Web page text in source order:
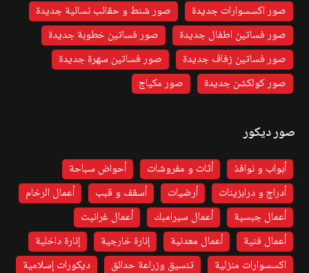
صور اكسسوارات جديدة
صور شنط و حقائب نسائية جديدة
صور فساتين اطفال جديدة
صور فساتين خطوبة جديدة
صور فساتين زفاف جديدة
صور فساتين سهرة جديدة
صور كولكشن جديدة
صور مكياج
صور ديكور
أبواب و نوافذ أثاث و مفروشات
أحواض سباحة
أدراج و درابزينات
أرضيات أسقف و قبب
أعمال الرخام
أعمال جبسية
أعمال سيرامبك
أعمال غرانيت
أعمال فنية
أعمال معدنية إنارة خارجية
إنارة داخلية
اكسسوارات منزلية
تنسيق وزراعة حدائق
ديكورات إسلامية